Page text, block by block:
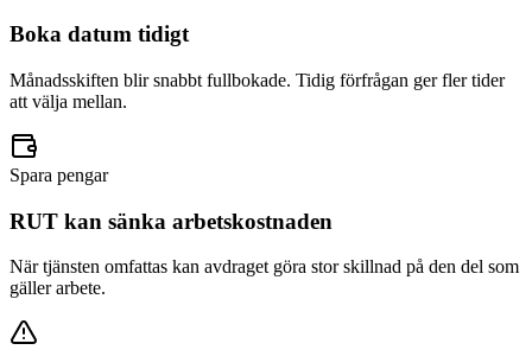
Boka datum tidigt
Månadsskiften blir snabbt fullbokade. Tidig förfrågan ger fler tider
att välja mellan.
Spara pengar
RUT kan sänka arbetskostnaden
När tjänsten omfattas kan avdraget göra stor skillnad på den del som
gäller arbete.